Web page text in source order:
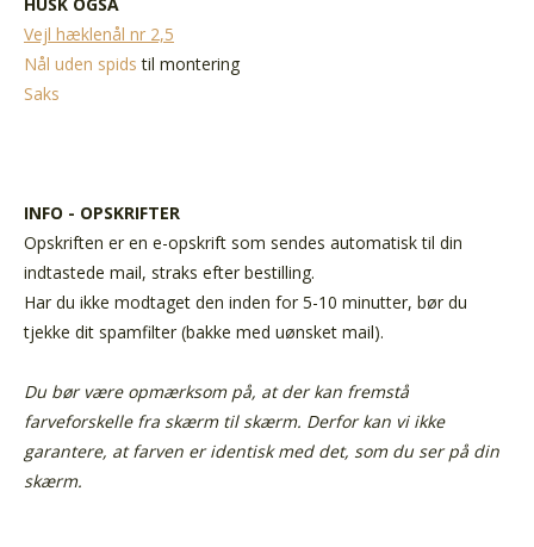
Vejl hæklenål nr 2,5
Nål uden spids til montering
Saks
INFO - OPSKRIFTER
Opskriften er en e-opskrift som sendes automatisk til din
indtastede mail, straks efter bestilling.
Har du ikke modtaget den inden for 5-10 minutter, bør du
tjekke dit spamfilter (bakke med uønsket mail).
Du bør være opmærksom på, at der kan fremstå
farveforskelle fra skærm til skærm. Derfor kan vi ikke
garantere, at farven er identisk med det, som du ser på din
skærm.